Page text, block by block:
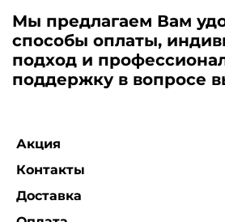
Мы предлагаем Вам
способы оплаты,
подход и
поддержку в вопросе
Акция
Контакты
Доставка